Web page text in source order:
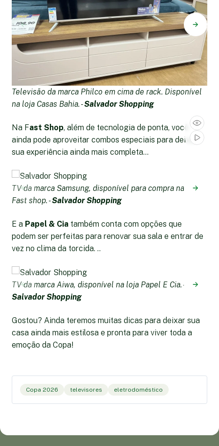
Televisão da marca Philco em cima de rack. Disponível
na loja Casas Bahia. -Salvador Shopping
Na Fast Shop, além de tecnologia de ponta, você
ainda pode aproveitar combos especiais para deixar
sua experiência ainda mais completa...
TV da marca Samsung, disponível para compra na loja
Fast shop. -Salvador Shopping
E a Papel & Cia também conta com opções que
podem ser perfeitas para renovar sua sala e entrar de
vez no clima da torcida. ..
TV da marca Aiwa, disponível na loja Papel E Cia. -
Salvador Shopping
Gostou? Ainda teremos muitas dicas para deixar sua
casa ainda mais estilosa e pronta para viver toda a
emoção da Copa!
Copa 2026 televisores eletrodoméstico